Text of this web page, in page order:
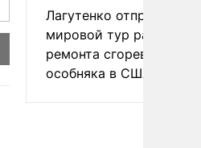
Лагутенко отправился в
мировой тур ради
ремонта сгоревшего
особняка в США